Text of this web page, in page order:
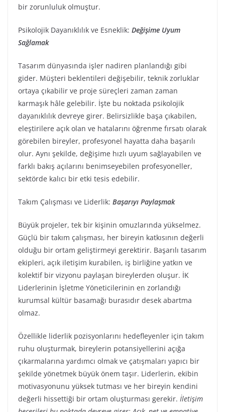
bir zorunluluk olmuştur.
Psikolojik Dayanıklılık ve Esneklik: Değişime Uyum
Sağlamak
Tasarım dünyasında işler nadiren planlandığı gibi
gider. Müşteri beklentileri değişebilir, teknik zorluklar
ortaya çıkabilir ve proje süreçleri zaman zaman
karmaşık hâle gelebilir. İşte bu noktada psikolojik
dayanıklılık devreye girer. Belirsizlikle başa çıkabilen,
eleştirilere açık olan ve hatalarını öğrenme fırsatı olarak
görebilen bireyler, profesyonel hayatta daha başarılı
olur. Aynı şekilde, değişime hızlı uyum sağlayabilen ve
farklı bakış açılarını benimseyebilen profesyoneller,
sektörde kalıcı bir etki tesis edebilir.
Takım Çalışması ve Liderlik: Başarıyı Paylaşmak
Büyük projeler, tek bir kişinin omuzlarında yükselmez.
Güçlü bir takım çalışması, her bireyin katkısının değerli
olduğu bir ortam geliştirmeyi gerektirir. Başarılı tasarım
ekipleri, açık iletişim kurabilen, iş birliğine yatkın ve
kolektif bir vizyonu paylaşan bireylerden oluşur. İK
Liderlerinin İşletme Yöneticilerinin en zorlandığı
kurumsal kültür basamağı burasıdır desek abartma
olmaz.
Özellikle liderlik pozisyonlarını hedefleyenler için takım
ruhu oluşturmak, bireylerin potansiyellerini açığa
çıkarmalarına yardımcı olmak ve çatışmaları yapıcı bir
şekilde yönetmek büyük önem taşır. Liderlerin, ekibin
motivasyonunu yüksek tutması ve her bireyin kendini
değerli hissettiği bir ortam oluşturması gerekir. İletişim